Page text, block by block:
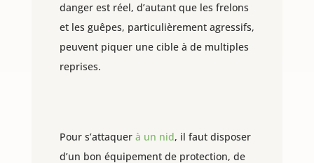
danger est réel, d’autant que les frelons
et les guêpes, particulièrement agressifs,
peuvent piquer une cible à de multiples
reprises.
Pour s’attaquer à un nid, il faut disposer
d’un bon équipement de protection, de